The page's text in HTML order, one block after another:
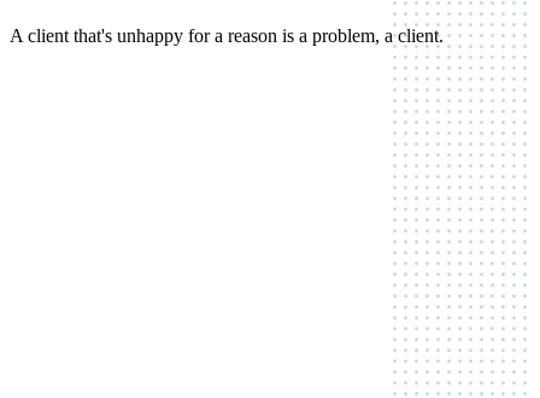
A client that's unhappy for a reason is a problem, a client.